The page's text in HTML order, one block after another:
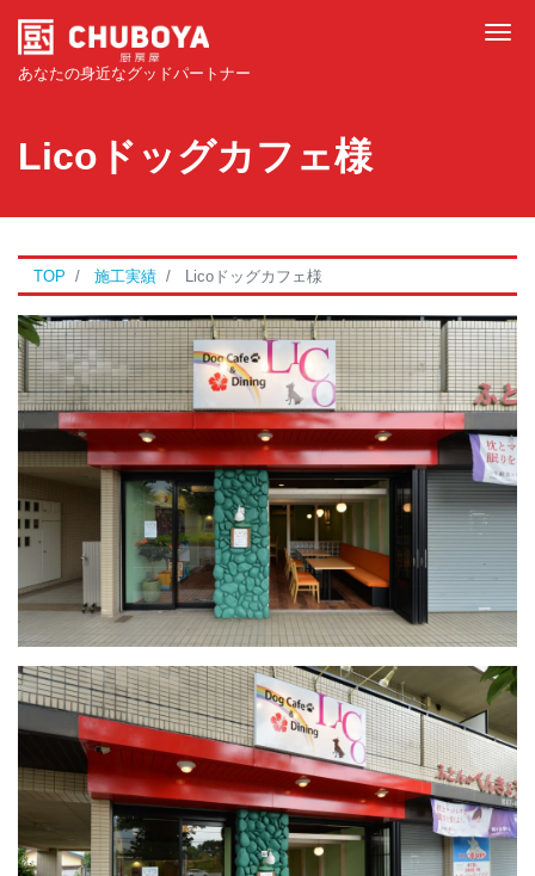
あなたの身近なグッドパートナー
Licoドッグカフェ様
TOP 施工実績 Licoドッグカフェ様